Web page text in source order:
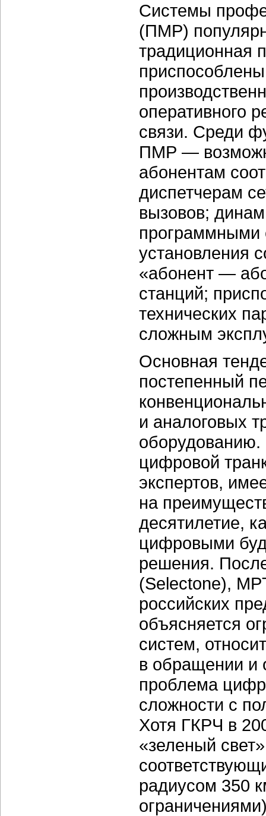
Системы
(ПМР)
традиционная
оперативного
связи. Среди
ПМР —
абонентам
диспетчерам
вызовов;
программными
установления
«абонент —
станций;
технических
сложным
Основная
постепенный
и аналоговых
цифровой
экспертов,
на
десятилетие,
цифровыми
решения.
(Selectone),
российских
объясняется
систем,
в обращении и
проблема
сложности с
Хотя ГКРЧ в
«зеленый
радиусом 350